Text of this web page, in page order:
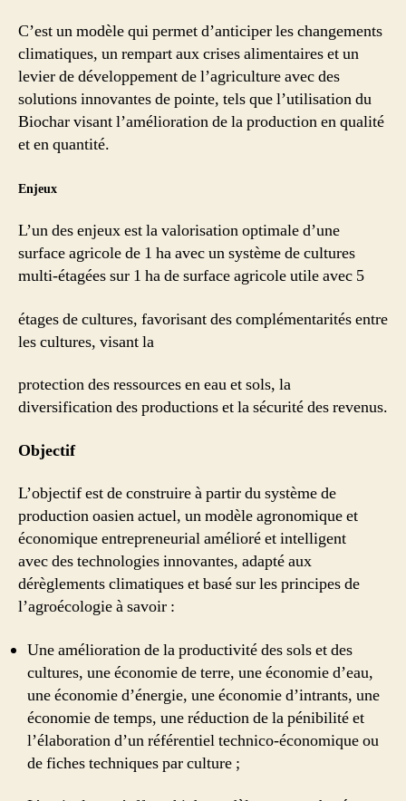
C’est un modèle qui permet d’anticiper les changements
climatiques, un rempart aux crises alimentaires et un
levier de développement de l’agriculture avec des
solutions innovantes de pointe, tels que l’utilisation du
Biochar visant l’amélioration de la production en qualité
et en quantité.
Enjeux
L’un des enjeux est la valorisation optimale d’une
surface agricole de 1 ha avec un système de cultures
multi-étagées sur 1 ha de surface agricole utile avec 5
étages de cultures, favorisant des complémentarités entre
les cultures, visant la
protection des ressources en eau et sols, la
diversification des productions et la sécurité des revenus.
Objectif
L’objectif est de construire à partir du système de
production oasien actuel, un modèle agronomique et
économique entrepreneurial amélioré et intelligent
avec des technologies innovantes, adapté aux
dérèglements climatiques et basé sur les principes de
l’agroécologie à savoir :
Une amélioration de la productivité des sols et des
cultures, une économie de terre, une économie d’eau,
une économie d’énergie, une économie d’intrants, une
économie de temps, une réduction de la pénibilité et
l’élaboration d’un référentiel technico-économique ou
de fiches techniques par culture ;